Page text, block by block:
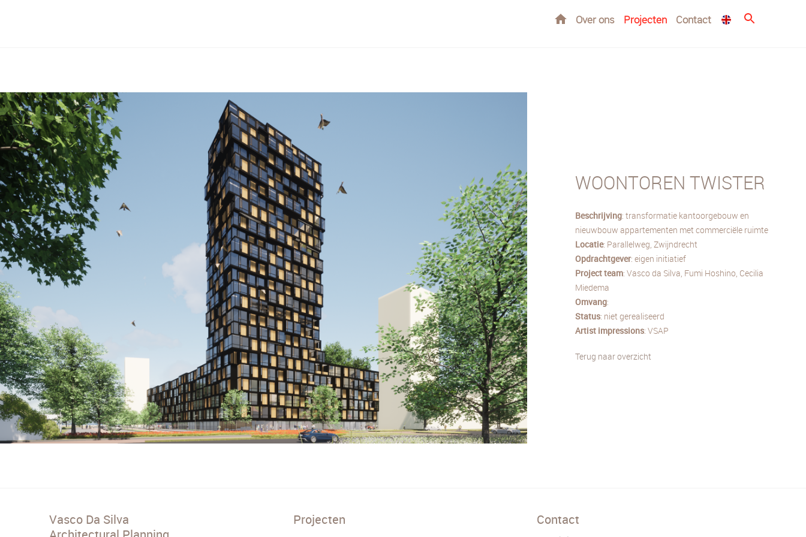
HomeOver ons Projecten Contact
WOONTOREN TWISTER
Beschrijving: transformatie kantoorgebouw en
nieuwbouw appartementen met commerciële ruimte
Locatie: Parallelweg, Zwijndrecht
Opdrachtgever: eigen initiatief
Project team: Vasco da Silva, Fumi Hoshino, Cecilia
Miedema
Omvang:
Status: niet gerealiseerd
Artist impressions: VSAP
Terug naar overzicht
Vasco Da Silva
Projecten Contact